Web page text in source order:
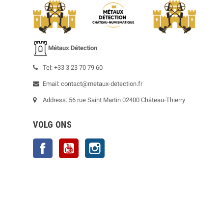
Métaux Détection
Tel: +33 3 23 70 79 60
Email: contact@metaux-detection.fr
Address: 56 rue Saint Martin 02400 Château-Thierry
VOLG ONS
Facebook YouTube